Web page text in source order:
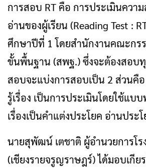
การสอบ RT คือ การประเมินควา
อ่านของผู้เรียน (Reading Test :
ศึกษาปีที่ 1 โดยสำนักงานคณะกร
ขั้นพื้นฐาน (สพฐ.) ซึ่งจะต้องสอบทุ
สอบจะแบ่งการสอบเป็น 2 ส่วนคื
รู้เรื่อง เป็นการประเมินโดยใช้แบ
เรื่องเป็นคำแต่งประโยค อ่านประ
นายสุพัฒน์ เตชาติ ผู้อำนวยการโร
(เชียงรายจรูญราษฎร์) ได้มอบเกีย